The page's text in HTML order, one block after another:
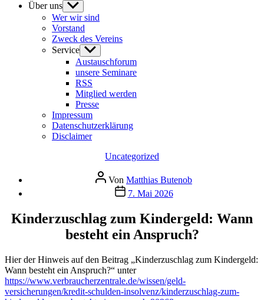
Über uns Untermenü
anzeigen
Wer wir sind
Vorstand
Zweck des Vereins
Service Untermenü
anzeigen
Austauschforum
unsere Seminare
RSS
Mitglied werden
Presse
Impressum
Datenschutzerklärung
Disclaimer
Kategorien
Uncategorized
Beitragsautor
Von Matthias Butenob
Veröffentlichungsdatum
7. Mai 2026
Kinderzuschlag zum Kindergeld: Wann
besteht ein Anspruch?
Hier der Hinweis auf den Beitrag „Kinderzuschlag zum Kindergeld:
Wann besteht ein Anspruch?“ unter
https://www.verbraucherzentrale.de/wissen/geld-
versicherungen/kredit-schulden-insolvenz/kinderzuschlag-zum-